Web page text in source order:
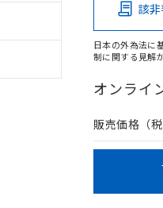
該
日本の外為法に
制に関する見解
オンライ
販売価格（税